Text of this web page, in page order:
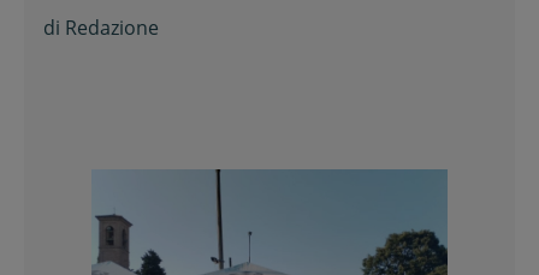
di Redazione